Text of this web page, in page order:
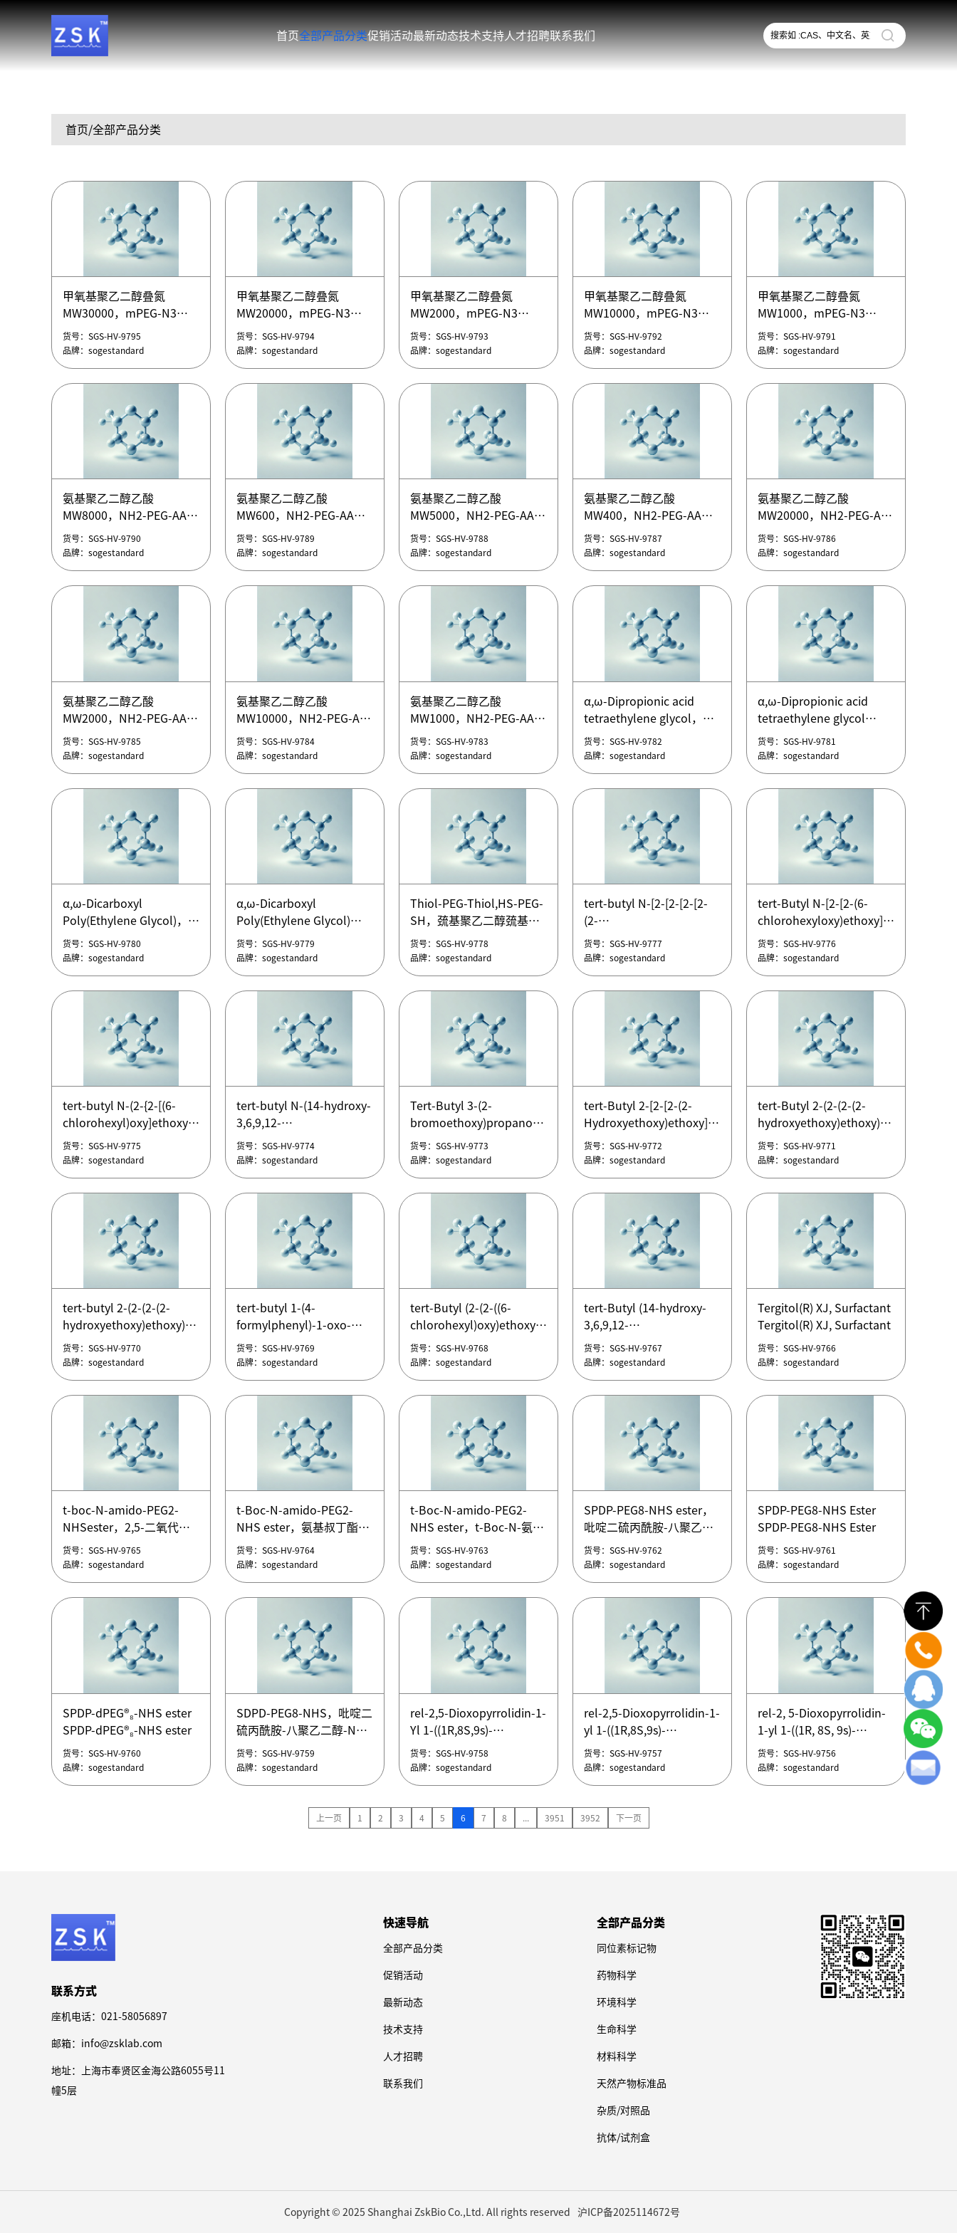
首页全部产品分类促销活动最新动态技术支持 人才招聘联系我们
首页/全部产品分类
甲氧基聚乙二醇叠氮
MW30000，mPEG-N3
甲氧基聚乙二醇叠氮
MW30000，mPEG-N3
货号：SGS-HV-9795
品牌：sogestandard
甲氧基聚乙二醇叠氮
MW30000，mPEG-N3
甲氧基聚乙二醇叠氮
货号：SGS-HV-9795
品牌：sogestandard
甲氧基聚乙二醇叠氮
MW20000，mPEG-N3
甲氧基聚乙二醇叠氮
MW20000，mPEG-N3
货号：SGS-HV-9794
品牌：sogestandard
甲氧基聚乙二醇叠氮
MW20000，mPEG-N3
甲氧基聚乙二醇叠氮
货号：SGS-HV-9794
品牌：sogestandard
甲氧基聚乙二醇叠氮
MW2000，mPEG-N3
甲氧基聚乙二醇叠氮
MW2000，mPEG-N3
货号：SGS-HV-9793
品牌：sogestandard
甲氧基聚乙二醇叠氮
MW2000，mPEG-N3
甲氧基聚乙二醇叠氮
货号：SGS-HV-9793
品牌：sogestandard
甲氧基聚乙二醇叠氮
MW10000，mPEG-N3
甲氧基聚乙二醇叠氮
MW10000，mPEG-N3
货号：SGS-HV-9792
品牌：sogestandard
甲氧基聚乙二醇叠氮
MW10000，mPEG-N3
甲氧基聚乙二醇叠氮
货号：SGS-HV-9792
品牌：sogestandard
甲氧基聚乙二醇叠氮
MW1000，mPEG-N3
甲氧基聚乙二醇叠氮
MW1000，mPEG-N3
货号：SGS-HV-9791
品牌：sogestandard
甲氧基聚乙二醇叠氮
MW1000，mPEG-N3
甲氧基聚乙二醇叠氮
货号：SGS-HV-9791
品牌：sogestandard
氨基聚乙二醇乙酸
MW8000，NH2-PEG-AA
氨基聚乙二醇乙酸
MW8000，NH2-PEG-AA
货号：SGS-HV-9790
品牌：sogestandard
氨基聚乙二醇乙酸
MW8000，NH2-PEG-AA
氨基聚乙二醇乙酸
货号：SGS-HV-9790
品牌：sogestandard
氨基聚乙二醇乙酸
MW600，NH2-PEG-AA
氨基聚乙二醇乙酸
MW600，NH2-PEG-AA
货号：SGS-HV-9789
品牌：sogestandard
氨基聚乙二醇乙酸
MW600，NH2-PEG-AA
氨基聚乙二醇乙酸
货号：SGS-HV-9789
品牌：sogestandard
氨基聚乙二醇乙酸
MW5000，NH2-PEG-AA
氨基聚乙二醇乙酸
MW5000，NH2-PEG-AA
货号：SGS-HV-9788
品牌：sogestandard
氨基聚乙二醇乙酸
MW5000，NH2-PEG-AA
氨基聚乙二醇乙酸
货号：SGS-HV-9788
品牌：sogestandard
氨基聚乙二醇乙酸
MW400，NH2-PEG-AA
氨基聚乙二醇乙酸
MW400，NH2-PEG-AA
货号：SGS-HV-9787
品牌：sogestandard
氨基聚乙二醇乙酸
MW400，NH2-PEG-AA
氨基聚乙二醇乙酸
货号：SGS-HV-9787
品牌：sogestandard
氨基聚乙二醇乙酸
MW20000，NH2-PEG-AA
氨基聚乙二醇乙酸
MW20000，NH2-PEG-AA
货号：SGS-HV-9786
品牌：sogestandard
氨基聚乙二醇乙酸
MW20000，NH2-PEG-AA
氨基聚乙二醇乙酸
货号：SGS-HV-9786
品牌：sogestandard
氨基聚乙二醇乙酸
MW2000，NH2-PEG-AA
氨基聚乙二醇乙酸
MW2000，NH2-PEG-AA
货号：SGS-HV-9785
品牌：sogestandard
氨基聚乙二醇乙酸
MW2000，NH2-PEG-AA
氨基聚乙二醇乙酸
货号：SGS-HV-9785
品牌：sogestandard
氨基聚乙二醇乙酸
MW10000，NH2-PEG-AA
氨基聚乙二醇乙酸
MW10000，NH2-PEG-AA
货号：SGS-HV-9784
品牌：sogestandard
氨基聚乙二醇乙酸
MW10000，NH2-PEG-AA
氨基聚乙二醇乙酸
货号：SGS-HV-9784
品牌：sogestandard
氨基聚乙二醇乙酸
MW1000，NH2-PEG-AA
氨基聚乙二醇乙酸
MW1000，NH2-PEG-AA
货号：SGS-HV-9783
品牌：sogestandard
氨基聚乙二醇乙酸
MW1000，NH2-PEG-AA
氨基聚乙二醇乙酸
货号：SGS-HV-9783
品牌：sogestandard
α,ω-Dipropionic acid
tetraethylene glycol，
α,ω-Dipropionic acid
tetraethylene glycol
α,ω-Dipropionic acid
tetraethylene glycol，
tetraethylene glycol
货号：SGS-HV-9782
品牌：sogestandard
α,ω-Dipropionic acid
tetraethylene glycol，
α,ω-Dipropionic acid
α,ω-Dipropionic acid
货号：SGS-HV-9782
品牌：sogestandard
α,ω-Dipropionic acid
tetraethylene glycol
α,ω-Dipropionic acid
tetraethylene glycol
货号：SGS-HV-9781
品牌：sogestandard
α,ω-Dipropionic acid
tetraethylene glycol
α,ω-Dipropionic acid
货号：SGS-HV-9781
品牌：sogestandard
α,ω-Dicarboxyl
Poly(Ethylene Glycol)，
α,ω-二羧基聚乙二醇
(HOOC-PEG-COOH)
α,ω-Dicarboxyl
Poly(Ethylene Glycol)，
(HOOC-PEG-COOH)
货号：SGS-HV-9780
品牌：sogestandard
α,ω-Dicarboxyl
Poly(Ethylene Glycol)，
α,ω-二羧基聚乙二醇
α,ω-Dicarboxyl
货号：SGS-HV-9780
品牌：sogestandard
α,ω-Dicarboxyl
Poly(Ethylene Glycol)
α,ω-Dicarboxyl
Poly(Ethylene Glycol)
货号：SGS-HV-9779
品牌：sogestandard
α,ω-Dicarboxyl
Poly(Ethylene Glycol)
α,ω-Dicarboxyl
货号：SGS-HV-9779
品牌：sogestandard
Thiol-PEG-Thiol,HS-PEG-
SH，巯基聚乙二醇巯基
Thiol-PEG-Thiol,HS-PEG-
SH，巯基聚乙二醇巯基
货号：SGS-HV-9778
品牌：sogestandard
Thiol-PEG-Thiol,HS-PEG-
SH，巯基聚乙二醇巯基
Thiol-PEG-Thiol,HS-PEG-
货号：SGS-HV-9778
品牌：sogestandard
tert-butyl N-[2-[2-[2-[2-
(2-
hydroxyethoxy)ethoxy]ethoxy]ethoxy]ethyl]carbamate
tert-butyl N-[2-[2-[2-[2-
(2-
hydroxyethoxy)ethoxy]ethoxy]ethoxy]ethyl]carbamate
货号：SGS-HV-9777
品牌：sogestandard
tert-butyl N-[2-[2-[2-[2-
(2-
hydroxyethoxy)ethoxy]ethoxy]ethoxy]ethyl]carbamate
(2-
hydroxyethoxy)ethoxy]ethoxy]ethoxy]ethyl]carbamate
货号：SGS-HV-9777
品牌：sogestandard
tert-Butyl N-[2-[2-(6-
tert-Butyl N-[2-[2-(6-
货号：SGS-HV-9776
品牌：sogestandard
tert-Butyl N-[2-[2-(6-
tert-Butyl N-[2-[2-(6-
货号：SGS-HV-9776
品牌：sogestandard
tert-butyl N-(2-{2-[(6-
chlorohexyl)oxy]ethoxy}ethyl)carbamate
tert-butyl N-(2-{2-[(6-
chlorohexyl)oxy]ethoxy}ethyl)carbamate
货号：SGS-HV-9775
品牌：sogestandard
tert-butyl N-(2-{2-[(6-
chlorohexyl)oxy]ethoxy}ethyl)carbamate
tert-butyl N-(2-{2-[(6-
货号：SGS-HV-9775
品牌：sogestandard
tert-butyl N-(14-hydroxy-
3,6,9,12-
tetraoxatetradecan-1-
yl)carbamate
tert-butyl N-(14-hydroxy-
3,6,9,12-
yl)carbamate
货号：SGS-HV-9774
品牌：sogestandard
tert-butyl N-(14-hydroxy-
3,6,9,12-
tetraoxatetradecan-1-
tert-butyl N-(14-hydroxy-
货号：SGS-HV-9774
品牌：sogestandard
Tert-Butyl 3-(2-
bromoethoxy)propanoate，
3-(2-溴乙氧基)丙酸叔丁酯
Tert-Butyl 3-(2-
bromoethoxy)propanoate，
3-(2-溴乙氧基)丙酸叔丁酯
货号：SGS-HV-9773
品牌：sogestandard
Tert-Butyl 3-(2-
bromoethoxy)propanoate，
3-(2-溴乙氧基)丙酸叔丁酯
bromoethoxy)propanoate，
货号：SGS-HV-9773
品牌：sogestandard
tert-Butyl 2-[2-[2-(2-
Hydroxyethoxy)ethoxy]ethoxy]acetate，
2-[2-[2-(2-羟基乙氧基)乙氧
基]乙氧基]乙酸叔丁酯
tert-Butyl 2-[2-[2-(2-
Hydroxyethoxy)ethoxy]ethoxy]acetate，
基]乙氧基]乙酸叔丁酯
货号：SGS-HV-9772
品牌：sogestandard
tert-Butyl 2-[2-[2-(2-
Hydroxyethoxy)ethoxy]ethoxy]acetate，
2-[2-[2-(2-羟基乙氧基)乙氧
tert-Butyl 2-[2-[2-(2-
Hydroxyethoxy)ethoxy]ethoxy]acetate，
货号：SGS-HV-9772
品牌：sogestandard
tert-Butyl 2-(2-(2-(2-
2-(2-(2-(2-羟基乙氧基)乙氧
基)乙氧基)乙酸叔丁酯
tert-Butyl 2-(2-(2-(2-
基)乙氧基)乙酸叔丁酯
货号：SGS-HV-9771
品牌：sogestandard
tert-Butyl 2-(2-(2-(2-
2-(2-(2-(2-羟基乙氧基)乙氧
tert-Butyl 2-(2-(2-(2-
货号：SGS-HV-9771
品牌：sogestandard
tert-butyl 2-(2-(2-(2-
hydroxyethoxy)ethoxy)ethoxy)acetate(WXPC0085)
tert-butyl 2-(2-(2-(2-
hydroxyethoxy)ethoxy)ethoxy)acetate(WXPC0085)
货号：SGS-HV-9770
品牌：sogestandard
tert-butyl 2-(2-(2-(2-
hydroxyethoxy)ethoxy)ethoxy)acetate(WXPC0085)
tert-butyl 2-(2-(2-(2-
货号：SGS-HV-9770
品牌：sogestandard
tert-butyl 1-(4-
formylphenyl)-1-oxo-
5,8,11,14,17,20,23,26,29,32,35-
undecaoxa-2-
azaheptatriacontan-37-
ylcarbamate
formylphenyl)-1-oxo-
5,8,11,14,17,20,23,26,29,32,35-
undecaoxa-2-
货号：SGS-HV-9769
品牌：sogestandard
tert-butyl 1-(4-
formylphenyl)-1-oxo-
5,8,11,14,17,20,23,26,29,32,35-
azaheptatriacontan-37-
ylcarbamate
5,8,11,14,17,20,23,26,29,32,35-
undecaoxa-2-
azaheptatriacontan-37-
ylcarbamate
货号：SGS-HV-9769
品牌：sogestandard
tert-Butyl (2-(2-((6-
chlorohexyl)oxy)ethoxy)ethyl)carbamate
tert-Butyl (2-(2-((6-
chlorohexyl)oxy)ethoxy)ethyl)carbamate
货号：SGS-HV-9768
品牌：sogestandard
tert-Butyl (2-(2-((6-
chlorohexyl)oxy)ethoxy)ethyl)carbamate
tert-Butyl (2-(2-((6-
货号：SGS-HV-9768
品牌：sogestandard
tert-Butyl (14-hydroxy-
3,6,9,12-
tetraoxatetradecyl)carbamate，
(14-羟基-3,6,9,12-四氧杂
十四烷基)氨基甲酸叔丁酯
tert-Butyl (14-hydroxy-
tetraoxatetradecyl)carbamate，
(14-羟基-3,6,9,12-四氧杂
十四烷基)氨基甲酸叔丁酯
货号：SGS-HV-9767
品牌：sogestandard
tert-Butyl (14-hydroxy-
3,6,9,12-
tetraoxatetradecyl)carbamate，
十四烷基)氨基甲酸叔丁酯
tert-Butyl (14-hydroxy-
tetraoxatetradecyl)carbamate，
(14-羟基-3,6,9,12-四氧杂
十四烷基)氨基甲酸叔丁酯
货号：SGS-HV-9767
品牌：sogestandard
Tergitol(R) XJ, Surfactant
Tergitol(R) XJ, Surfactant
货号：SGS-HV-9766
品牌：sogestandard
Tergitol(R) XJ, Surfactant
Tergitol(R) XJ, Surfactant
货号：SGS-HV-9766
品牌：sogestandard
t-boc-N-amido-PEG2-
NHSester，2,5-二氧代吡
咯烷-1-基2,2-二甲基-4-氧
代-3,8,11-三氧杂-5-氮杂十
四烷-14-酸酯
t-boc-N-amido-PEG2-
咯烷-1-基2,2-二甲基-4-氧
代-3,8,11-三氧杂-5-氮杂十
四烷-14-酸酯
货号：SGS-HV-9765
品牌：sogestandard
t-boc-N-amido-PEG2-
NHSester，2,5-二氧代吡
咯烷-1-基2,2-二甲基-4-氧
四烷-14-酸酯
货号：SGS-HV-9765
品牌：sogestandard
t-Boc-N-amido-PEG2-
NHS ester，氨基叔丁酯-
二聚乙二醇-琥珀酰亚胺酯
t-Boc-N-amido-PEG2-
NHS ester，氨基叔丁酯-
二聚乙二醇-琥珀酰亚胺酯
货号：SGS-HV-9764
品牌：sogestandard
t-Boc-N-amido-PEG2-
NHS ester，氨基叔丁酯-
二聚乙二醇-琥珀酰亚胺酯
NHS ester，氨基叔丁酯-
货号：SGS-HV-9764
品牌：sogestandard
t-Boc-N-amido-PEG2-
NHS ester，t-Boc-N-氨
基-PEG2-琥珀酰亚胺酯
t-Boc-N-amido-PEG2-
NHS ester，t-Boc-N-氨
基-PEG2-琥珀酰亚胺酯
货号：SGS-HV-9763
品牌：sogestandard
t-Boc-N-amido-PEG2-
NHS ester，t-Boc-N-氨
基-PEG2-琥珀酰亚胺酯
NHS ester，t-Boc-N-氨
货号：SGS-HV-9763
品牌：sogestandard
SPDP-PEG8-NHS ester，
吡啶二硫丙酰胺-八聚乙二
醇-NHS酯
SPDP-PEG8-NHS ester，
吡啶二硫丙酰胺-八聚乙二
醇-NHS酯
货号：SGS-HV-9762
品牌：sogestandard
SPDP-PEG8-NHS ester，
吡啶二硫丙酰胺-八聚乙二
醇-NHS酯
吡啶二硫丙酰胺-八聚乙二
货号：SGS-HV-9762
品牌：sogestandard
SPDP-PEG8-NHS Ester
SPDP-PEG8-NHS Ester
货号：SGS-HV-9761
品牌：sogestandard
SPDP-PEG8-NHS Ester
SPDP-PEG8-NHS Ester
货号：SGS-HV-9761
品牌：sogestandard
SPDP-dPEG®₈-NHS ester
SPDP-dPEG®₈-NHS ester
货号：SGS-HV-9760
品牌：sogestandard
SPDP-dPEG®₈-NHS ester
货号：SGS-HV-9760
品牌：sogestandard
SDPD-PEG8-NHS，吡啶二
硫丙酰胺-八聚乙二醇-NHS
酯(SDPD-PEG8-NHS)
SDPD-PEG8-NHS，吡啶二
硫丙酰胺-八聚乙二醇-NHS
货号：SGS-HV-9759
品牌：sogestandard
rel-2,5-Dioxopyrrolidin-1-
Yl 1-((1R,8S,9s)-
Bicyclo[6.1.0]Non-4-Yn-9-
Yl)-3-Oxo-2,7,10,13,16-
Pentaoxa-4-
Oate，rel-2,5-二氧代吡咯
烷-1-基-1-((1R,8S,9s)-二环
Yl 1-((1R,8S,9s)-
Yl)-3-Oxo-2,7,10,13,16-
Pentaoxa-4-
Oate，rel-2,5-二氧代吡咯
[6.1.0]壬-4-炔-9-基)-3-氧
代-2,7,10,13,16-五氧杂-4-
货号：SGS-HV-9758
品牌：sogestandard
Bicyclo[6.1.0]Non-4-Yn-9-
Yl)-3-Oxo-2,7,10,13,16-
Azanonadecan-19-
Oate，rel-2,5-二氧代吡咯
[6.1.0]壬-4-炔-9-基)-3-氧
代-2,7,10,13,16-五氧杂-4-
rel-2,5-Dioxopyrrolidin-1-
[6.1.0]壬-4-炔-9-基)-3-氧
品牌：sogestandard
rel-2,5-Dioxopyrrolidin-1-
yl 1-((1R,8S,9s)-
bicyclo[6.1.0]non-4-yn-9-
yl)-3-oxo-2,7,10,13,16-
pentaoxa-4-
rel-2,5-二氧代吡咯烷-1-基
1-((1R,8S,9s)-二环[6.1.0]
yl 1-((1R,8S,9s)-
yl)-3-oxo-2,7,10,13,16-
pentaoxa-4-
rel-2,5-二氧代吡咯烷-1-基
壬-4-炔-9-基)-3-氧
代-2,7,10,13,16-五氧杂-4-
货号：SGS-HV-9757
品牌：sogestandard
bicyclo[6.1.0]non-4-yn-9-
yl)-3-oxo-2,7,10,13,16-
azanonadecan-19-oate，
rel-2,5-二氧代吡咯烷-1-基
壬-4-炔-9-基)-3-氧
代-2,7,10,13,16-五氧杂-4-
rel-2,5-Dioxopyrrolidin-1-
bicyclo[6.1.0]non-4-yn-9-
yl)-3-oxo-2,7,10,13,16-
壬-4-炔-9-基)-3-氧
品牌：sogestandard
rel-2, 5-Dioxopyrrolidin-
1-yl 1-((1R, 8S, 9s)-
bicyclo[6.1.0]non-4-yn-9-
yl)-3-oxo-2, 7, 10, 13, 16-
pentaoxa-4-
1-yl 1-((1R, 8S, 9s)-
bicyclo[6.1.0]non-4-yn-9-
yl)-3-oxo-2, 7, 10, 13, 16-
pentaoxa-4-
azanonadecan-19-oate，
货号：SGS-HV-9756
品牌：sogestandard
1-yl 1-((1R, 8S, 9s)-
bicyclo[6.1.0]non-4-yn-9-
yl)-3-oxo-2, 7, 10, 13, 16-
pentaoxa-4-
azanonadecan-19-oate，
rel-2, 5-二氧代吡咯烷-1-基
货号：SGS-HV-9756
品牌：sogestandard
上一页 1 2 3 4 5 6 7 8 3951 3952 下一页
联系方式
座机电话：021-58056897
邮箱：info@zsklab.com
地址：上海市奉贤区金海公路6055号11
幢5层
快速导航
全部产品分类
促销活动
最新动态
技术支持
人才招聘
联系我们
全部产品分类
同位素标记物
药物科学
环境科学
生命科学
材料科学
天然产物标准品
杂质/对照品
抗体/试剂盒
Copyright © 2025 Shanghai ZskBio Co.,Ltd. All rights reserved 沪ICP备2025114672号